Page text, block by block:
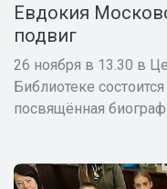
Евдокия
подвиг
26 ноября в 13.30 в
Библиотеке
посвящённая